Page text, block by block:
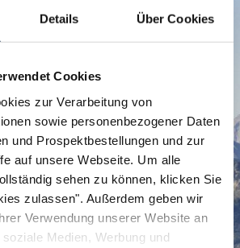
Details Über Cookies
Cookies
zur Verarbeitung von
sowie personenbezogener Daten
und Prospektbestellungen und zur
auf unsere Webseite. Um alle
sehen zu können, klicken Sie
zulassen". Außerdem geben wir
Verwendung unserer Website an
Medien, Werbung und